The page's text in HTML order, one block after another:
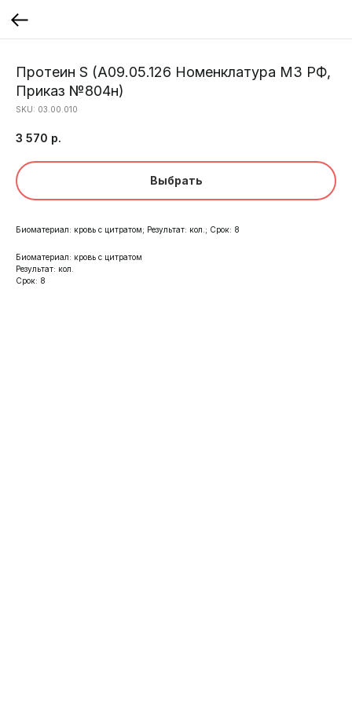
Протеин S (A09.05.126 Номенклатура МЗ РФ,
Приказ №804н)
SKU: 03.00.010
3 570 р.
Выбрать
Биоматериал: кровь с цитратом; Результат: кол.; Срок: 8
Биоматериал: кровь с цитратом
Результат: кол.
Срок: 8